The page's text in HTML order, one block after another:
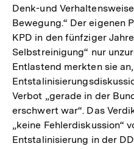
Denk-und
Bewegung.“ Der eigenen
KPD in den fünfziger
Selbstreinigung“ nur
Entlastend merkten sie
Verbot „gerade in der
erschwert war“. Das
„keine Fehlerdiskussion“
Entstalinisierung in der